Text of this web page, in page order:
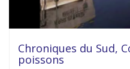
Chroniques du Sud,
poissons